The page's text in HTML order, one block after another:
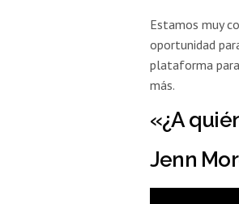
Estamos muy
oportunidad
plataforma
más.
«¿A
Jenn